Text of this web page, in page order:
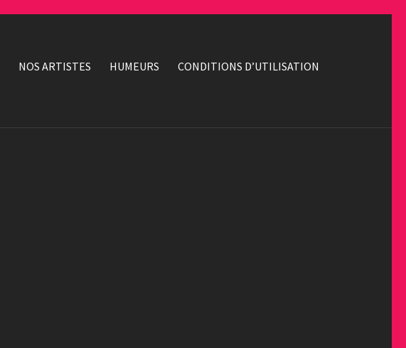
NOS ARTISTES HUMEURS
CONDITIONS D’UTILISATION